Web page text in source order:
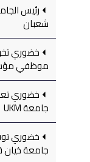
رئيس
شعبان
خضوري
موظفي
خضوري
جامعة UKM
خضوري
جامعة خيان